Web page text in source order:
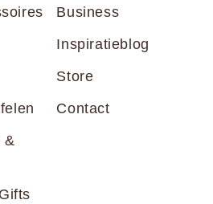
&
Business
Inspiratieblog
Store
Contact